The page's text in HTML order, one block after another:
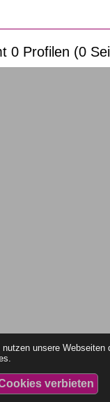
unsere Webseiten
0 Profilen (0